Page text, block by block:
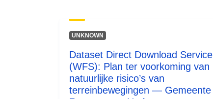
UNKNOWN
Dataset Direct Download Service
(WFS): Plan ter voorkoming van
natuurlijke risico’s van
terreinbewegingen — Gemeente